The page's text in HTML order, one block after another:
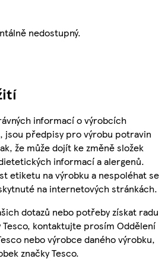
nedostupný.
informací o výrobcích
jsou předpisy pro výrobu potravin
že může dojít ke změně složek
informací a alergenů.
etiketu na výrobku a nespoléhat se
na internetových stránkách.
dotazů nebo potřeby získat radu
Tesco, kontaktujte prosím Oddělení
nebo výrobce daného výrobku,
značky Tesco.